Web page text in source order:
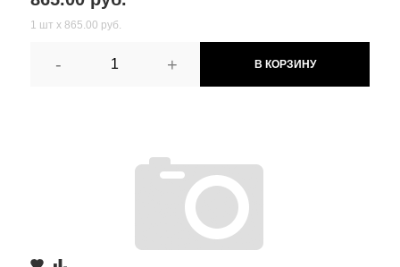
1 шт х 865.00 руб.
- + В КОРЗИНУ